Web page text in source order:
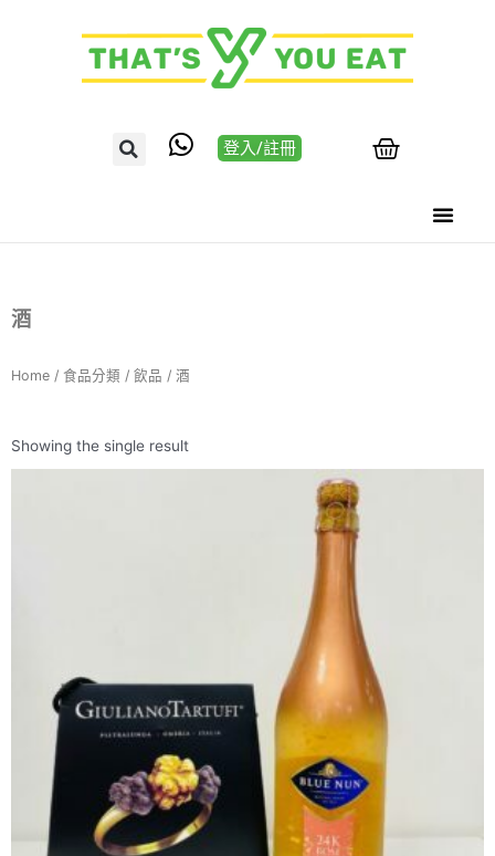
登入/註冊
酒
Home / 食品分類 / 飲品 / 酒
Showing the single result